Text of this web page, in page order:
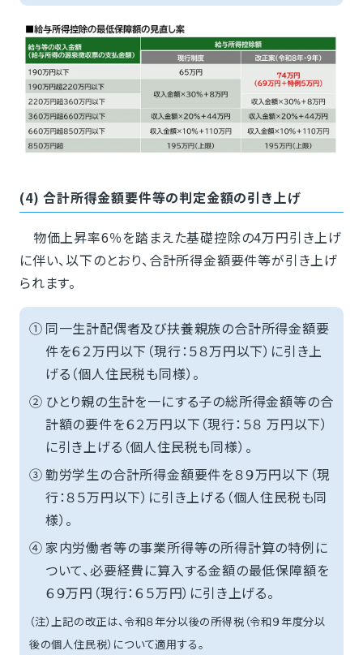
(4) 合計所得金額要件等の判定金額の引き上げ
物価上昇率6％を踏まえた基礎控除の4万円引き上げ
に伴い、以下のとおり、合計所得金額要件等が引き上げ
られます。
① 同一生計配偶者及び扶養親族の合計所得金額要
件を６２万円以下（現行：５８万円以下）に引き上
げる（個人住民税も同様）。
② ひとり親の生計を一にする子の総所得金額等の合
計額の要件を６２万円以下（現行：５８ 万円以下）
に引き上げる（個人住民税も同様）。
③勤労学生の合計所得金額要件を８９万円以下（現
行：８５万円以下）に引き上げる（個人住民税も同
様）。
④家内労働者等の事業所得等の所得計算の特例に
ついて、必要経費に算入する金額の最低保障額を
６９万円（現行：６５万円）に引き上げる。
（注）上記の改正は、令和８年分以後の所得税（令和９年度分以
後の個人住民税）について適用する。